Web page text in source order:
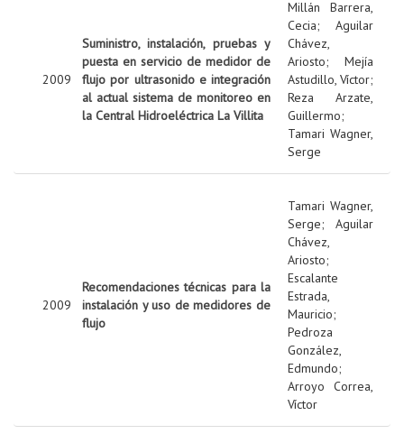
2009
Suministro, instalación, pruebas y
puesta en servicio de medidor de
flujo por ultrasonido e integración
al actual sistema de monitoreo en
la Central Hidroeléctrica La Villita
Millán Barrera,
Cecia; Aguilar
Chávez,
Ariosto; Mejía
Astudillo, Víctor;
Reza Arzate,
Guillermo;
Tamari Wagner,
Serge
2009
Recomendaciones técnicas para la
instalación y uso de medidores de
flujo
Tamari Wagner,
Serge; Aguilar
Chávez,
Ariosto;
Escalante
Estrada,
Mauricio;
Pedroza
González,
Edmundo;
Arroyo Correa,
Víctor